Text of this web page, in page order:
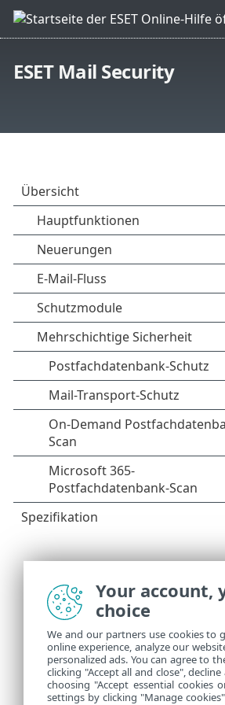
ESET Mail Security
Your account,
choice
We and our partners use cookies to
online experience, analyze our
personalized ads. You can agree to
clicking "Accept all and close",
choosing "Accept essential cookies
settings by clicking "Manage